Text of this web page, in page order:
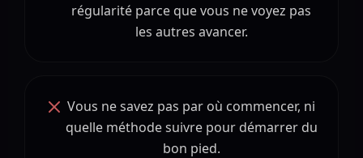
régularité parce que vous ne voyez pas
les autres avancer.
Vous ne savez pas par où commencer, ni
quelle méthode suivre pour démarrer du
bon pied.